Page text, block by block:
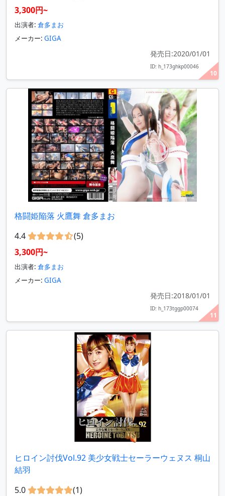
10
3,300円~
出演者: 倉多まお
メーカー: GIGA
発売日:2020/01/01
ID: h_173ghkp00046
11
格闘姫陥落 火鷹舞 倉多まお
4.4
(5)
3,300円~
出演者: 倉多まお
メーカー: GIGA
発売日:2018/01/01
ID: h_173tggp00074
ヒロイン討伐Vol.92 美少女戦士セーラーウェヌス 桐山
結羽
5.0
(1)